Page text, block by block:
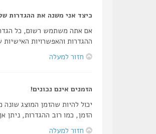
כיצד אני משנה את ההגדרות
אם אתה משתמש רשום, כל
ההגדרות והאפשרויות
חזור למעלה
הזמנים אינם נכונים!
יכול להיות שהזמן המוצג
הזמן, כמו רוב ההגדרות,
חזור למעלה